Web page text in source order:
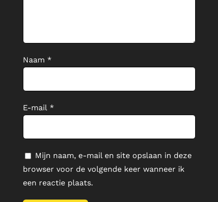
Naam *
E-mail *
Mijn naam, e-mail en site opslaan in deze
browser voor de volgende keer wanneer ik
een reactie plaats.